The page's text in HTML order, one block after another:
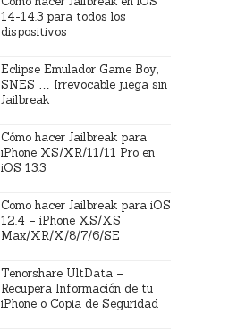
14-14.3 para todos los
dispositivos
Eclipse Emulador Game Boy,
SNES … Irrevocable juega sin
Jailbreak
Cómo hacer Jailbreak para
iPhone XS/XR/11/11 Pro en
iOS 13.3
Como hacer Jailbreak para iOS
12.4 – iPhone XS/XS
Max/XR/X/8/7/6/SE
Tenorshare UltData –
Recupera Información de tu
iPhone o Copia de Seguridad